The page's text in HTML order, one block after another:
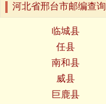
河北省邢台市邮编查询
临城县
任县
南和县
威县
巨鹿县